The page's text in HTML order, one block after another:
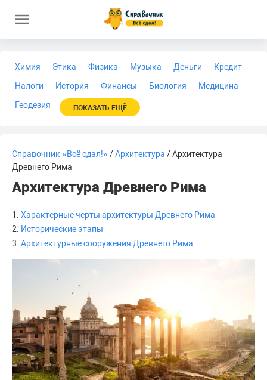
Химия Этика Физика Музыка Деньги
Кредит
Налоги
История Финансы Биология
Медицина
Геодезия
ПОКАЗАТЬ ЕЩЁ
Справочник «Всё сдал!»/Архитектура / Архитектура
Древнего Рима
Архитектура Древнего Рима
1. Характерные черты архитектуры Древнего Рима
2.
Исторические этапы
3. Архитектурные сооружения Древнего Рима